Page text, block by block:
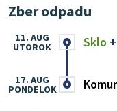
Zber odpadu
Sklo +
11. AUG
UTOROK
17. AUG
PONDELOK